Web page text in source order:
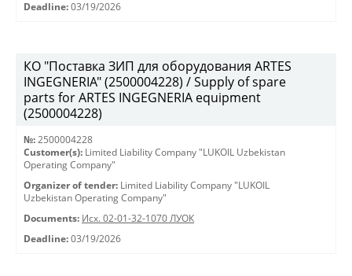
Deadline: 03/19/2026
КО "Поставка ЗИП для оборудования ARTES
INGEGNERIA" (2500004228) / Supply of spare
parts for ARTES INGEGNERIA equipment
(2500004228)
№: 2500004228
Customer(s): Limited Liability Company "LUKOIL Uzbekistan
Operating Company"
Organizer of tender: Limited Liability Company "LUKOIL
Uzbekistan Operating Company"
Documents: Исх. 02-01-32-1070 ЛУОК
Deadline: 03/19/2026